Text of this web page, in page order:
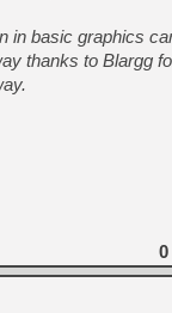
[PS5] Le WebKit
Oubliez Crazy Taxi,
[Switch] NSZ 5.0.0
No More Room in
Un chatbot Atelier
Mémoire cash -
Nvidia : le prix des
Suikoden Star Leap
in basic graphics
thanks to Blargg
0